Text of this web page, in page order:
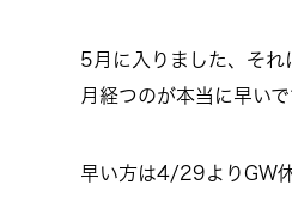
5月に入りました、それ
月経つのが本当に早いで
早い方は4/29よりGW